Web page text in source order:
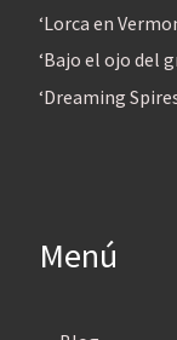
‘Lorca en
‘Bajo el ojo del
‘Dreaming
Menú